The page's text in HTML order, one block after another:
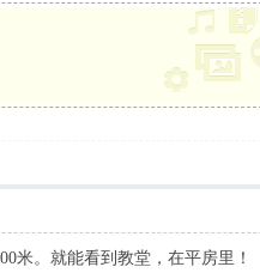
米。就能看到教堂，在平房里！